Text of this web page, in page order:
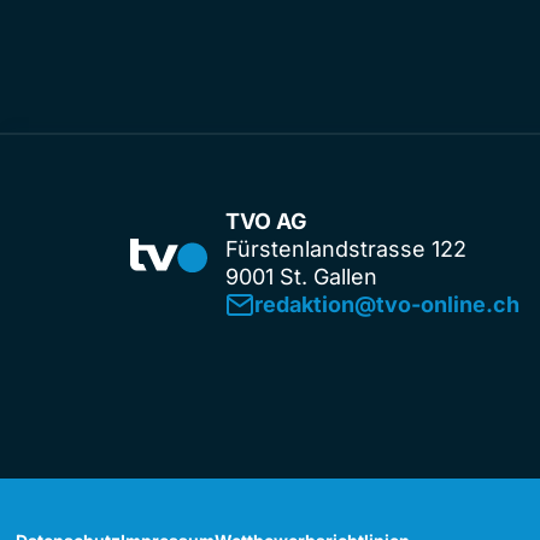
TVO AG
Fürstenlandstrasse 122
9001 St. Gallen
redaktion@tvo-online.ch